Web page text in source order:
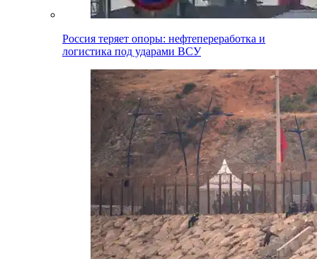
Россия теряет опоры: нефтепереработка и
логистика под ударами ВСУ